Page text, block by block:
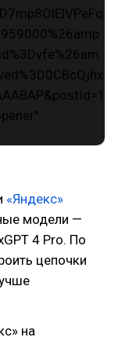
«Яндекс»
модели —
4 Pro. По
цепочки
на